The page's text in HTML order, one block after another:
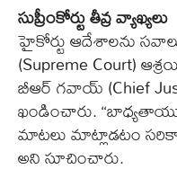
సుప్రీంకోర్టు తీవ్ర వ్యాఖ్యలు
హైకోర్టు ఆదేశాలను
(Supreme Court)
బీఆర్‌ గవాయ్‌ (Chief
ఖండించారు.
మాటలు మాట్లాడటం
అని సూచించారు.